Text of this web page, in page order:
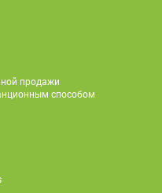
продажи
способом